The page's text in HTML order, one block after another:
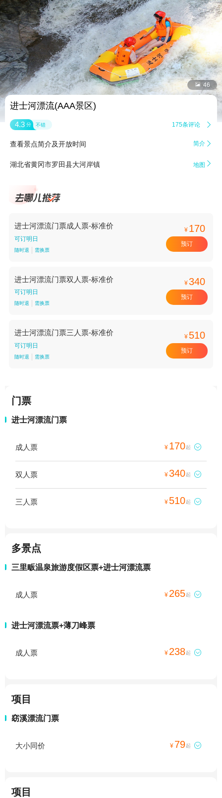
 46
进士河漂流(AAA景区)
4.3 分 不错 175条评论 
查看景点简介及开放时间 简介 
湖北省黄冈市罗田县大河岸镇 地图 
进士河漂流门票成人票-标准价
可订明日
随时退 需换票
¥ 170
预订
进士河漂流门票双人票-标准价
可订明日
随时退 需换票
¥340
预订
进士河漂流门票三人票-标准价
可订明日
随时退 需换票
¥ 510
预订
门票
进士河漂流门票
成人票 ¥ 170起 
双人票 ¥340起 
三人票 ¥ 510起 
多景点
三里畈温泉旅游度假区票+进士河漂流票
成人票 ¥ 265起 
进士河漂流票+薄刀峰票
成人票 ¥ 238起 
项目
窈溪漂流门票
大小同价 ¥ 79起 
项目
